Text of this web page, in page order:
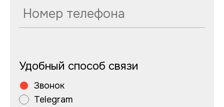
Удобный способ связи
Звонок
Telegram